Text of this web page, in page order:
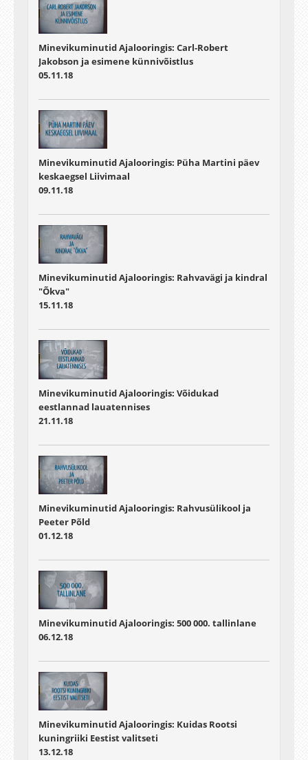
Minevikuminutid Ajalooringis: Carl-Robert
Jakobson ja esimene künnivõistlus
05.11.18
Minevikuminutid Ajalooringis: Püha Martini päev
keskaegsel Liivimaal
09.11.18
Minevikuminutid Ajalooringis: Rahvavägi ja kindral
"Õkva"
15.11.18
Minevikuminutid Ajalooringis: Võidukad
eestlannad lauatennises
21.11.18
Minevikuminutid Ajalooringis: Rahvusülikool ja
Peeter Põld
01.12.18
Minevikuminutid Ajalooringis: 500 000. tallinlane
06.12.18
Minevikuminutid Ajalooringis: Kuidas Rootsi
kuningriiki Eestist valitseti
13.12.18